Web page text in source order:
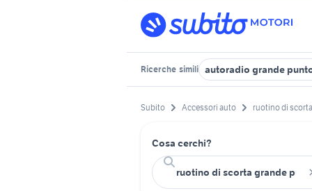
Ricerche simili autoradio grande
Subito Accessori auto ruotino di
Cosa cerchi?